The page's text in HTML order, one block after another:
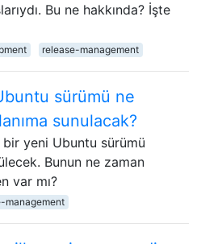
Bu ne hakkında? İşte
release-management
sürümü ne
sunulacak?
bir yeni Ubuntu sürümü
Bunun ne zaman
var mı?
management